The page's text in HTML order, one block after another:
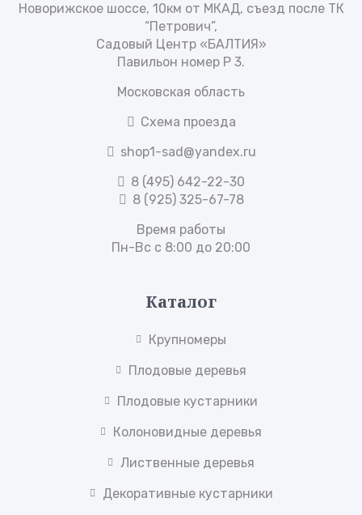
Новорижское шоссе, 10км от МКАД, съезд после ТК
“Петрович”,
Садовый Центр «БАЛТИЯ»
Павильон номер Р 3.
Московская область
Схема проезда
shop1-sad@yandex.ru
8 (495) 642-22-30
8 (925) 325-67-78
Время работы
Пн-Вс с 8:00 до 20:00
Каталог
Крупномеры
Плодовые деревья
Плодовые кустарники
Колоновидные деревья
Лиственные деревья
Декоративные кустарники